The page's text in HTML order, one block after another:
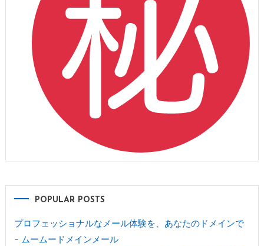
POPULAR POSTS
プロフェッショナルなメール体験を、あなたのドメインで
- ムームードメインメール